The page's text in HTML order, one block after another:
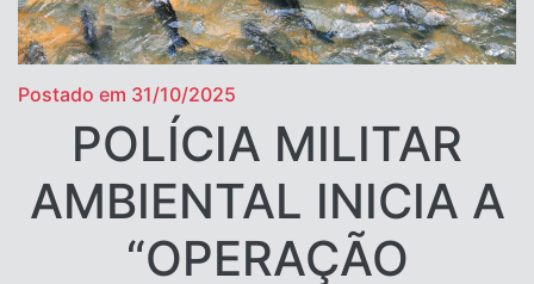
Postado em 31/10/2025
POLÍCIA MILITAR
AMBIENTAL INICIA A
“OPERAÇÃO